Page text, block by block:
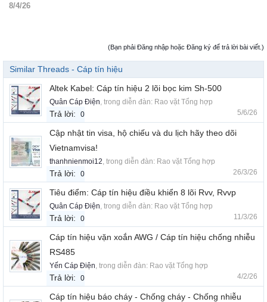
8/4/26
(Bạn phải Đăng nhập hoặc Đăng ký để trả lời bài viết.)
Similar Threads - Cáp tín hiệu
Altek Kabel: Cáp tín hiệu 2 lõi bọc kim Sh-500
Quân Cáp Điện , trong diễn đàn: Rao vặt Tổng hợp
Trả lời: 0 5/6/26
Cập nhật tin visa, hộ chiếu và du lịch hãy theo dõi
Vietnamvisa!
thanhnienmoi12 , trong diễn đàn: Rao vặt Tổng hợp
Trả lời: 0 26/3/26
Tiêu điểm: Cáp tín hiệu điều khiển 8 lõi Rvv, Rvvp
Quân Cáp Điện , trong diễn đàn: Rao vặt Tổng hợp
Trả lời: 0 11/3/26
Cáp tín hiệu vặn xoắn AWG / Cáp tín hiệu chống nhiễu
RS485
Yến Cáp Điện , trong diễn đàn: Rao vặt Tổng hợp
Trả lời: 0 4/2/26
Cáp tín hiệu báo cháy - Chống cháy - Chống nhiễu